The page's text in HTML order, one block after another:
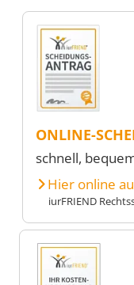
ONLINE-
schnell,
Hier online
iurFRIEND